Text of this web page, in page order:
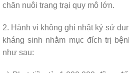
chăn nuôi trang trại quy mô lớn.
2. Hành vi không ghi nhật ký sử
kháng sinh nhằm mục đích trị
như sau: